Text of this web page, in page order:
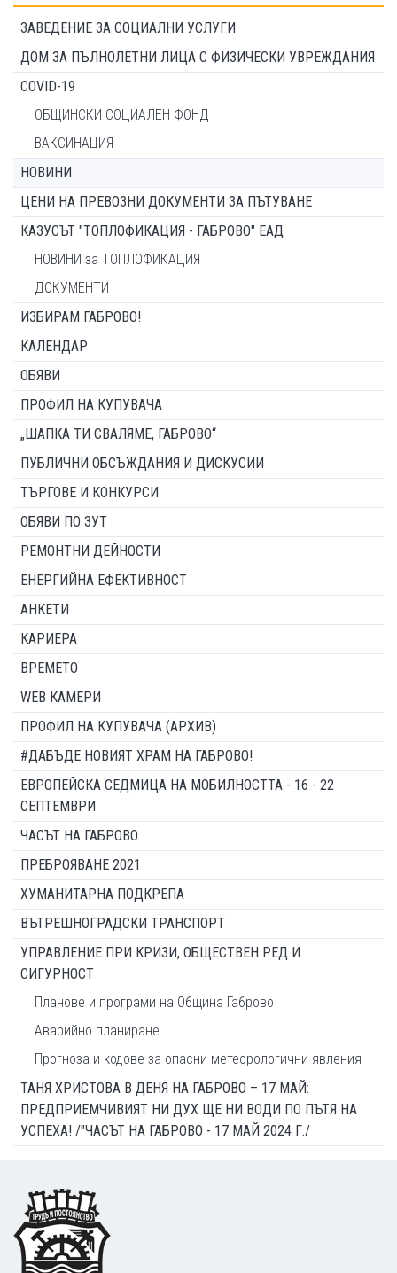
ЗАВЕДЕНИЕ ЗА СОЦИАЛНИ УСЛУГИ
ДОМ ЗА ПЪЛНОЛЕТНИ ЛИЦА С ФИЗИЧЕСКИ УВРЕЖДАНИЯ
COVID-19
ОБЩИНСКИ СОЦИАЛЕН ФОНД
ВАКСИНАЦИЯ
НОВИНИ
ЦЕНИ НА ПРЕВОЗНИ ДОКУМЕНТИ ЗА ПЪТУВАНЕ
КАЗУСЪТ "ТОПЛОФИКАЦИЯ - ГАБРОВО" ЕАД
НОВИНИ за ТОПЛОФИКАЦИЯ
ДОКУМЕНТИ
ИЗБИРАМ ГАБРОВО!
КАЛЕНДАР
ОБЯВИ
ПРОФИЛ НА КУПУВАЧА
„ШАПКА ТИ СВАЛЯМЕ, ГАБРОВО“
ПУБЛИЧНИ ОБСЪЖДАНИЯ И ДИСКУСИИ
ТЪРГОВЕ И КОНКУРСИ
ОБЯВИ ПО ЗУТ
РЕМОНТНИ ДЕЙНОСТИ
ЕНЕРГИЙНА ЕФЕКТИВНОСТ
АНКЕТИ
КАРИЕРА
ВРЕМЕТО
WEB КАМЕРИ
ПРОФИЛ НА КУПУВАЧА (АРХИВ)
#ДАБЪДЕ НОВИЯТ ХРАМ НА ГАБРОВО!
ЕВРОПЕЙСКА СЕДМИЦА НА МОБИЛНОСТТА - 16 - 22
СЕПТЕМВРИ
ЧАСЪТ НА ГАБРОВО
ПРЕБРОЯВАНЕ 2021
ХУМАНИТАРНА ПОДКРЕПА
ВЪТРЕШНОГРАДСКИ ТРАНСПОРТ
УПРАВЛЕНИЕ ПРИ КРИЗИ, ОБЩЕСТВЕН РЕД И
СИГУРНОСТ
Планове и програми на Община Габрово
Аварийно планиране
Прогноза и кодове за опасни метеорологични явления
ТАНЯ ХРИСТОВА В ДЕНЯ НА ГАБРОВО – 17 МАЙ:
ПРЕДПРИЕМЧИВИЯТ НИ ДУХ ЩЕ НИ ВОДИ ПО ПЪТЯ НА
УСПЕХА! /"ЧАСЪТ НА ГАБРОВО - 17 МАЙ 2024 Г./
Footer